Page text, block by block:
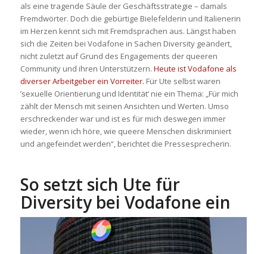
als eine tragende Säule der Geschäftsstrategie – damals
Fremdwörter. Doch die gebürtige Bielefelderin und Italienerin
im Herzen kennt sich mit Fremdsprachen aus. Längst haben
sich die Zeiten bei Vodafone in Sachen Diversity geändert,
nicht zuletzt auf Grund des Engagements der queeren
Community und ihren Unterstützern. Heute ist Vodafone als
diverser Arbeitgeber ein Vorreiter. Für Ute selbst waren
’sexuelle Orientierung und Identität‘ nie ein Thema: „Für mich
zählt der Mensch mit seinen Ansichten und Werten. Umso
erschreckender war und ist es für mich deswegen immer
wieder, wenn ich höre, wie queere Menschen diskriminiert
und angefeindet werden“, berichtet die Pressesprecherin.
So setzt sich Ute für
Diversity bei Vodafone ein